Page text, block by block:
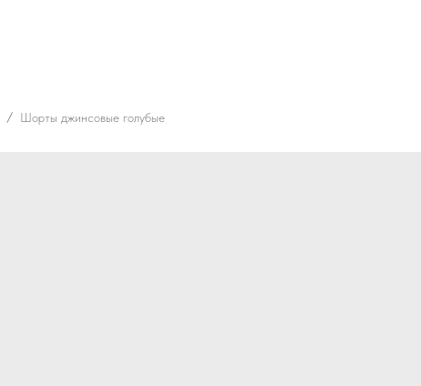
Шорты джинсовые голубые